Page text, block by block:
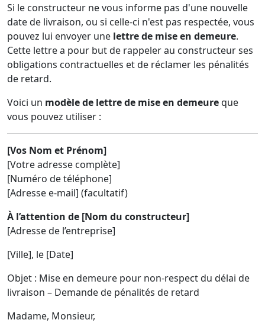
Si le constructeur ne vous informe pas d'une nouvelle
date de livraison, ou si celle-ci n'est pas respectée, vous
pouvez lui envoyer une lettre de mise en demeure.
Cette lettre a pour but de rappeler au constructeur ses
obligations contractuelles et de réclamer les pénalités
de retard.
Voici un modèle de lettre de mise en demeureque
vous pouvez utiliser :
[Vos Nom et Prénom]
[Votre adresse complète]
[Numéro de téléphone]
[Adresse e-mail] (facultatif)
À l’attention de [Nom du constructeur]
[Adresse de l’entreprise]
[Ville], le [Date]
Objet : Mise en demeure pour non-respect du délai de
livraison – Demande de pénalités de retard
Madame, Monsieur,